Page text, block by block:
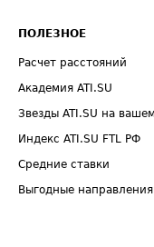
ПОЛЕЗНОЕ
Расчет расстояний
Академия ATI.SU
Звезды ATI.SU на
Индекс ATI.SU FTL РФ
Средние ставки
Выгодные направления